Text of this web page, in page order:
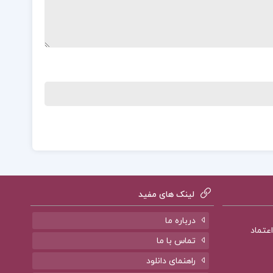
لینک های مفید
درباره ما
تماس با ما
راهنمای دانلود